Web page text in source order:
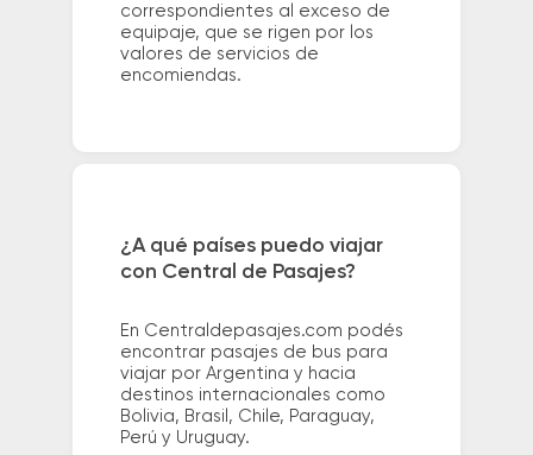
correspondientes al exceso de
equipaje, que se rigen por los
valores de servicios de
encomiendas.
¿A qué países puedo viajar
con Central de Pasajes?
En Centraldepasajes.com podés
encontrar pasajes de bus para
viajar por Argentina y hacia
destinos internacionales como
Bolivia, Brasil, Chile, Paraguay,
Perú y Uruguay.